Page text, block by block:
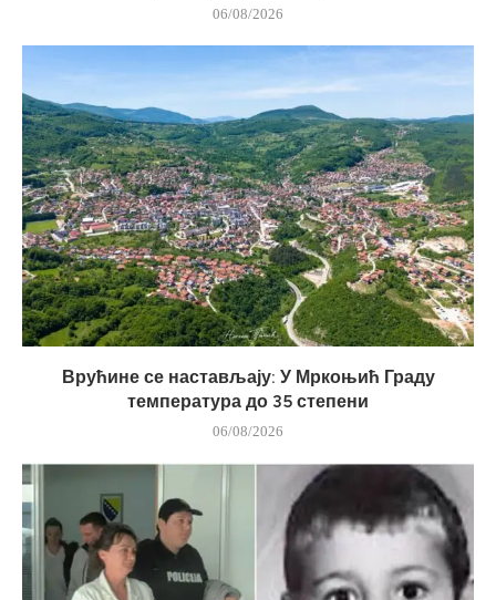
06/08/2026
Врућине се настављају: У Мркоњић Граду
температура до 35 степени
06/08/2026